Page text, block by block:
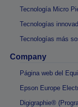
Tecnología Micro
Tecnologías
Tecnologías más
Company
Página web del
Epson Europe
Digigraphie®